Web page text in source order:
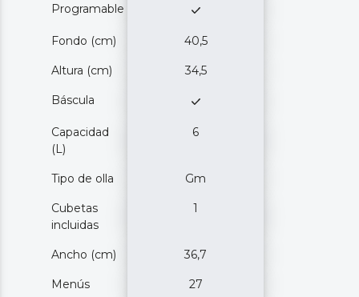
Programable
Fondo (cm) 40,5
Altura (cm) 34,5
Báscula
Capacidad
(L)
6
Tipo de olla Gm
Cubetas
incluidas
1
Ancho (cm) 36,7
Menús 27